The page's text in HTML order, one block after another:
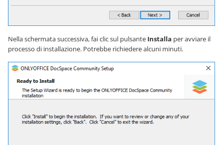
Nella schermata successiva, fai clic sul pulsante Installa per avviare il
processo di installazione. Potrebbe richiedere alcuni minuti.